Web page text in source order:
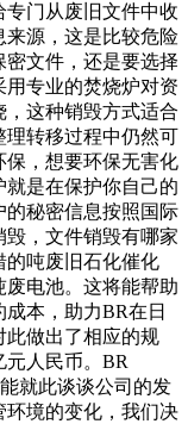
门从废旧文件中收
来源，这是比较危险
文件，还是要选择
专业的焚烧炉对资
这种销毁方式适合
转移过程中仍然可
保，想要环保无害化
是在保护你自己的
的秘密信息按照国际
，文件销毁有哪家
的吨废旧石化催化
电池。这将能帮助
本，助力BR在日
此做出了相应的规
元人民币。BR
就此谈谈公司的发
环境的变化，我们决